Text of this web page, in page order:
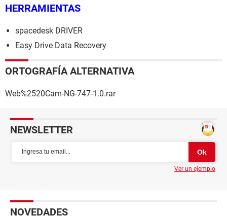
HERRAMIENTAS
spacedesk DRIVER
Easy Drive Data Recovery
ORTOGRAFÍA ALTERNATIVA
Web%2520Cam-NG-747-1.0.rar
NEWSLETTER
Ver un ejemplo
NOVEDADES